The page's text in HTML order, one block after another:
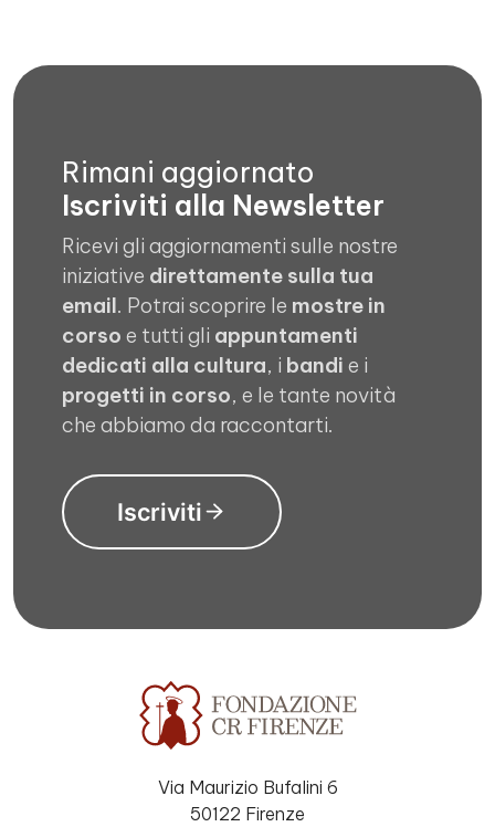
Rimani aggiornato
Iscriviti alla Newsletter
Ricevi gli aggiornamenti sulle nostre
iniziative direttamente sulla tua
email. Potrai scoprire le mostre in
corso e tutti gli appuntamenti
dedicati alla cultura, i bandi e i
progetti in corso, e le tante novità
che abbiamo da raccontarti.
Iscriviti
Via Maurizio Bufalini 6
50122 Firenze